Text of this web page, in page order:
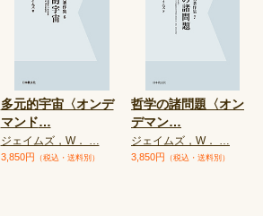
多元的宇宙〈オンデ
マンド…
ジェイムズ，W． …
3,850円 （税込・送料別）
哲学の諸問題〈オン
デマン…
ジェイムズ，W． …
3,850円 （税込・送料別）